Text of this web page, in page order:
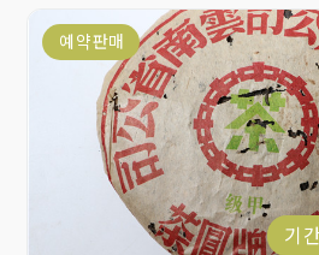
비어있는 맛이 전혀 없습니다. 00
원료로 만든 숙차가 드문데, 포랑산
숙차로 만든 점이 특이합니다. 산지
만들어서 보관한 20년 넘은 숙차는
바디감이 좋은 숙차인데, 개인 사정
판매합니다. 이 차는 더 오래 보관
어려운 차가 됩니다.
예약판매
기